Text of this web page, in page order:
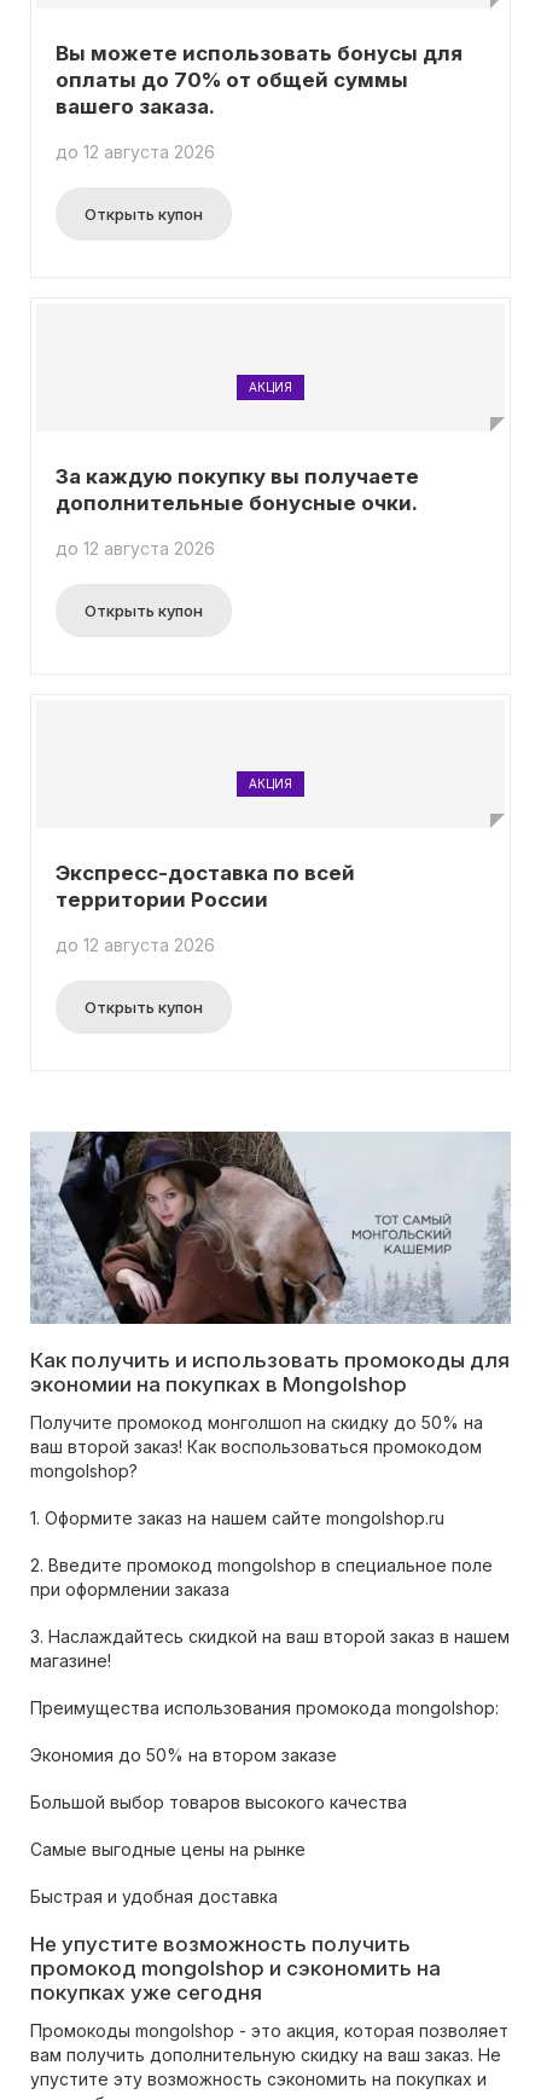
Вы можете использовать бонусы для
оплаты до 70% от общей суммы
вашего заказа.
до 12 августа 2026
Открыть купон
АКЦИЯ
За каждую покупку вы получаете
дополнительные бонусные очки.
до 12 августа 2026
Открыть купон
АКЦИЯ
Экспресс-доставка по всей
территории России
до 12 августа 2026
Открыть купон
Как получить и использовать промокоды для
экономии на покупках в Mongolshop
Получите промокод монголшоп на скидку до 50% на
ваш второй заказ! Как воспользоваться промокодом
mongolshop?
1. Оформите заказ на нашем сайте mongolshop.ru
2. Введите промокод mongolshop в специальное поле
при оформлении заказа
3. Наслаждайтесь скидкой на ваш второй заказ в нашем
магазине!
Преимущества использования промокода mongolshop:
Экономия до 50% на втором заказе
Большой выбор товаров высокого качества
Самые выгодные цены на рынке
Быстрая и удобная доставка
Не упустите возможность получить
промокод mongolshop и сэкономить на
покупках уже сегодня
Промокоды mongolshop - это акция, которая позволяет
вам получить дополнительную скидку на ваш заказ. Не
упустите эту возможность сэкономить на покупках и